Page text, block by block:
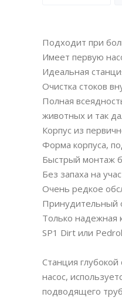
Подходит при
Имеет первую
Идеальная
Очистка стоков
Полная
животных и так
Корпус из
Форма корпуса,
Быстрый монтаж
Без запаха на
Очень редкое
Принудительный
Только надежная
SP1 Dirt или
Станция
насос,
подводящего